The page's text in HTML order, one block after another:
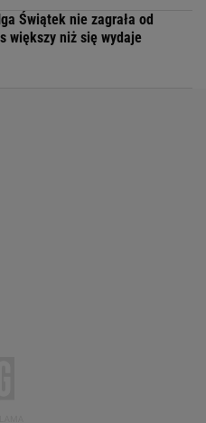
Świątek nie zagrała od
większy niż się wydaje